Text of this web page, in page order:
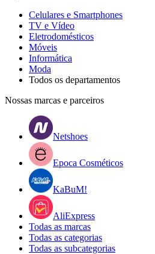
Celulares e Smartphones
TV e Vídeo
Eletrodomésticos
Móveis
Informática
Moda
Todos os departamentos
Nossas marcas e parceiros
Netshoes
Epoca Cosméticos
KaBuM!
AliExpress
Todas as marcas
Todas as categorias
Todas as subcategorias